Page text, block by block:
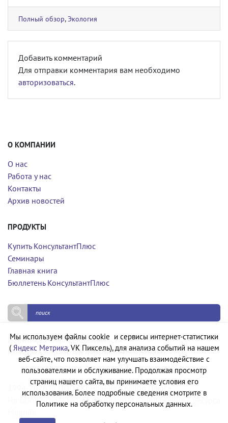
Полный обзор,Экология
Добавить комментарий
Для отправки комментария вам необходимо
авторизоваться.
О КОМПАНИИ
О нас
Работа у нас
Контакты
Архив новостей
ПРОДУКТЫ
Купить КонсультантПлюс
Семинары
Главная книга
Бюллетень КонсультантПлюс
Политика конфиденциальности
Политика обработки персональных данных
1994-2026 © ООО «Компания Квадро Плюс»
На сайте используются бесплатные изображения с ресурса
Мы используем файлы cookie и сервисы интернет-статистики
( Яндекс Метрика, VK Пиксель), для анализа событий на нашем
веб-сайте, что позволяет нам улучшать взаимодействие с
пользователями и обслуживание. Продолжая просмотр
страниц нашего сайта, вы принимаете условия его
использования. Более подробные сведения смотрите в
Политике на обработку персональных данных.